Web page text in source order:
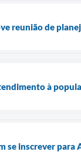
reunião de
à
se inscrever